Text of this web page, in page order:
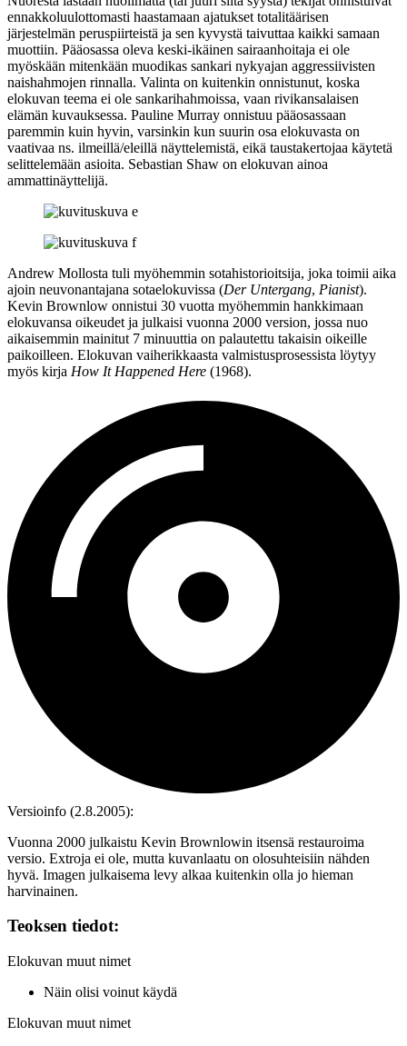
ennakkoluulottomasti haastamaan ajatukset totalitäärisen
järjestelmän peruspiirteistä ja sen kyvystä taivuttaa kaikki samaan
muottiin. Pääosassa oleva keski-ikäinen sairaanhoitaja ei ole
myöskään mitenkään muodikas sankari nykyajan aggressiivisten
naishahmojen rinnalla. Valinta on kuitenkin onnistunut, koska
elokuvan teema ei ole sankarihahmoissa, vaan rivikansalaisen
elämän kuvauksessa. Pauline Murray onnistuu pääosassaan
paremmin kuin hyvin, varsinkin kun suurin osa elokuvasta on
vaativaa ns. ilmeillä/eleillä näyttelemistä, eikä taustakertojaa käytetä
selittelemään asioita. Sebastian Shaw on elokuvan ainoa
ammattinäyttelijä.
Andrew Mollosta tuli myöhemmin sotahistorioitsija, joka toimii aika
ajoin neuvonantajana sotaelokuvissa (Der Untergang, Pianist).
Kevin Brownlow onnistui 30 vuotta myöhemmin hankkimaan
elokuvansa oikeudet ja julkaisi vuonna 2000 version, jossa nuo
aikaisemmin mainitut 7 minuuttia on palautettu takaisin oikeille
paikoilleen. Elokuvan vaiherikkaasta valmistusprosessista löytyy
myös kirja How It Happened Here (1968).
Versioinfo (2.8.2005):
Vuonna 2000 julkaistu Kevin Brownlowin itsensä restauroima
versio. Extroja ei ole, mutta kuvanlaatu on olosuhteisiin nähden
hyvä. Imagen julkaisema levy alkaa kuitenkin olla jo hieman
harvinainen.
Teoksen tiedot:
Elokuvan muut nimet
Näin olisi voinut käydä
Elokuvan muut nimet